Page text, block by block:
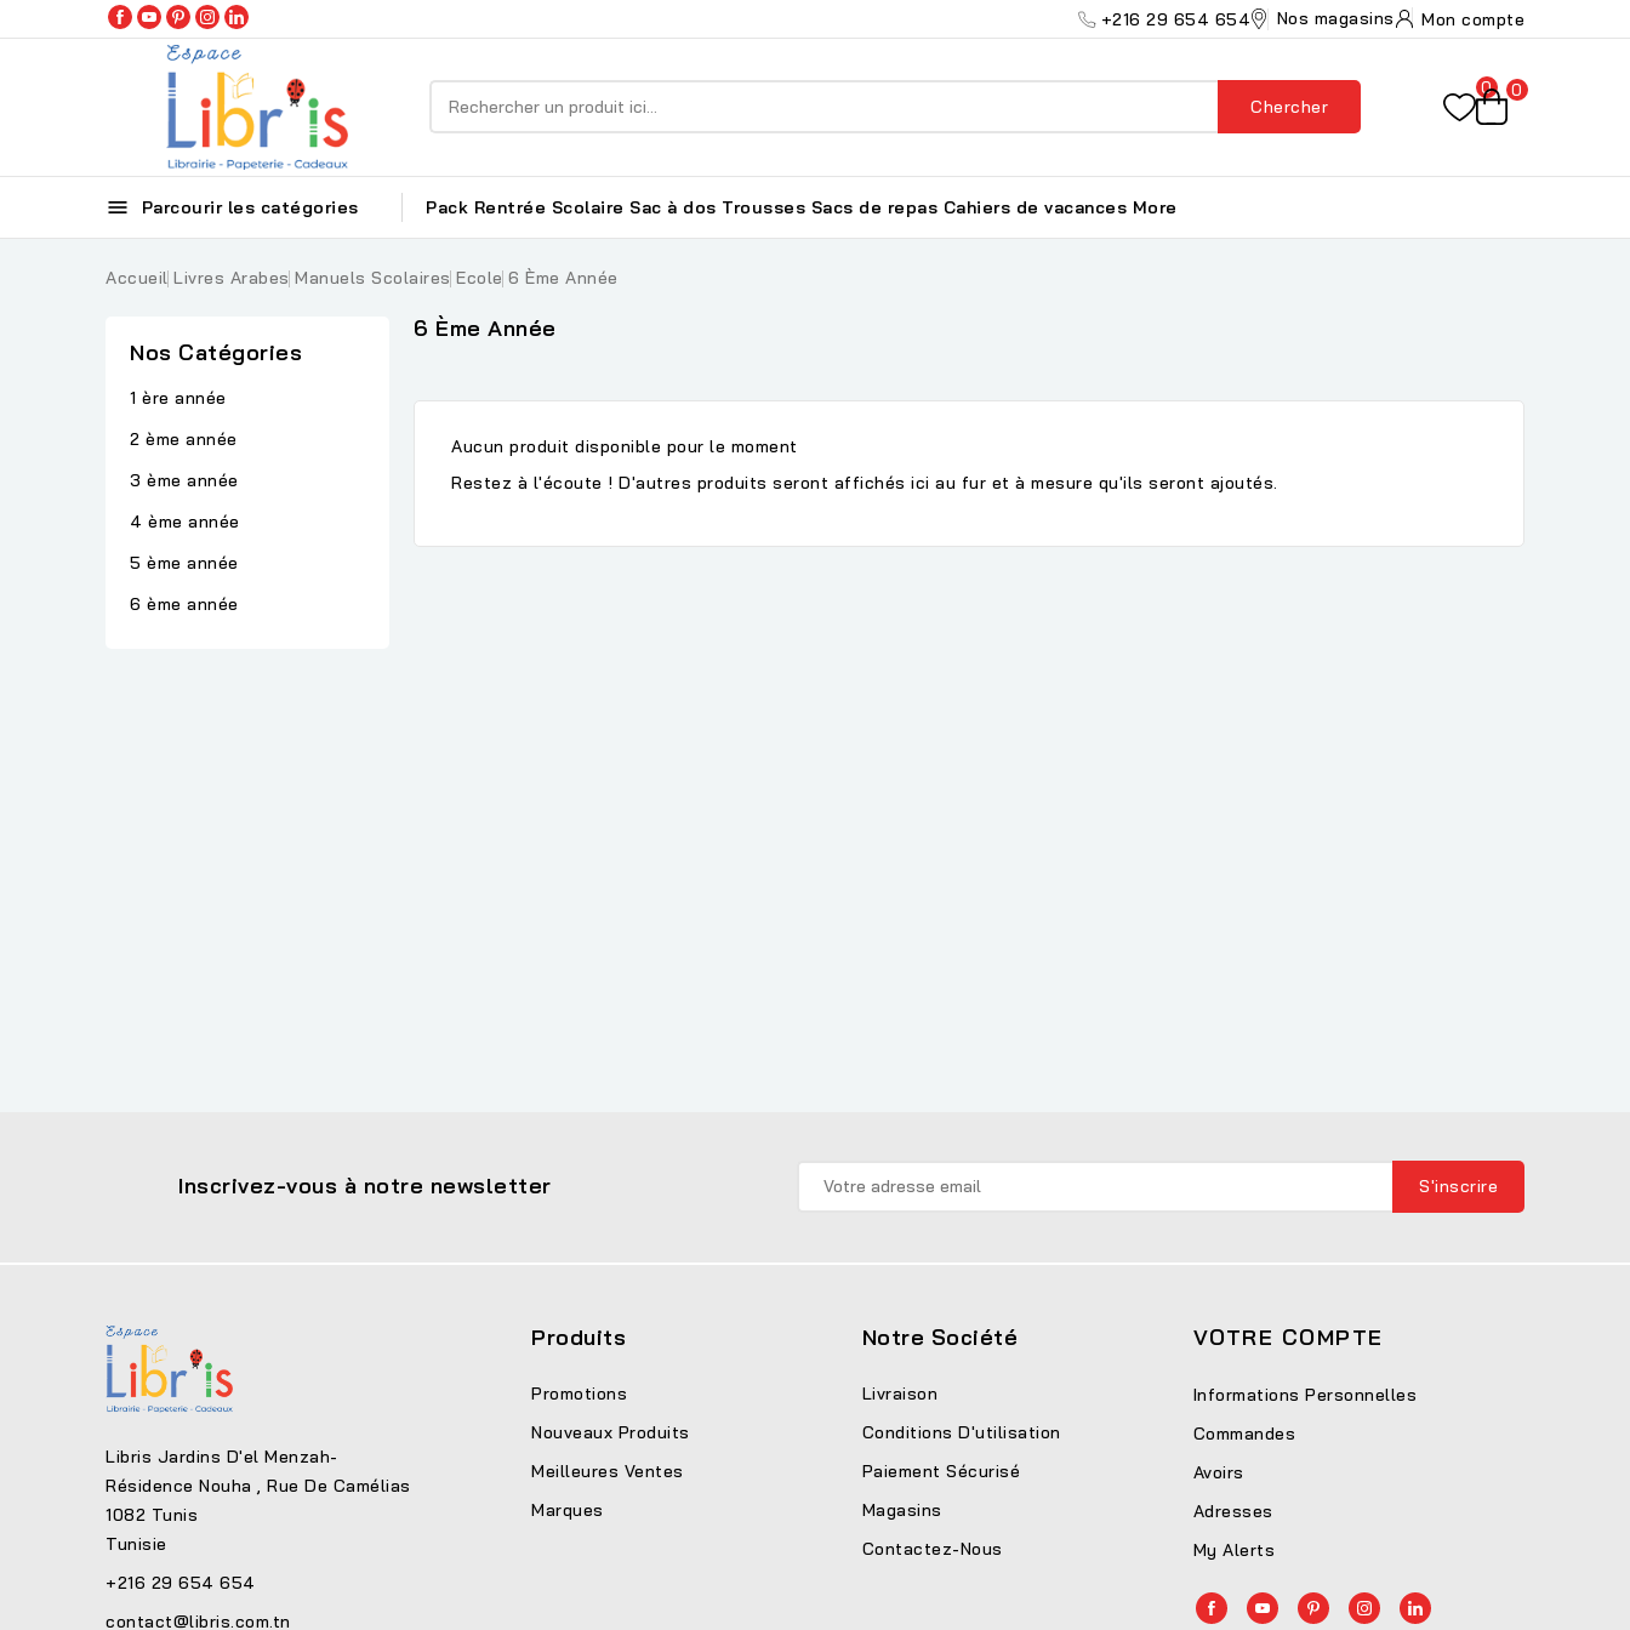
+216 29 654 654 Nos magasins Mon compte
Chercher
0 0
 Parcourir les catégories Pack Rentrée Scolaire Sac à dos Trousses Sacs de repas Cahiers de vacances More
Accueil Livres Arabes Manuels Scolaires Ecole 6 Ème Année
Nos Catégories
1 ère année
2 ème année
3 ème année
4 ème année
5 ème année
6 ème année
6 Ème Année
Aucun produit disponible pour le moment
Restez à l'écoute ! D'autres produits seront affichés ici au fur et à mesure qu'ils seront ajoutés.
Inscrivez-vous à notre newsletter
Libris Jardins D'el Menzah-
Résidence Nouha , Rue De Camélias
1082 Tunis
Tunisie
+216 29 654 654
contact@libris.com.tn
Produits
Promotions
Nouveaux Produits
Meilleures Ventes
Marques
Notre Société
Livraison
Conditions D'utilisation
Paiement Sécurisé
Magasins
Contactez-Nous
VOTRE COMPTE
Informations Personnelles
Commandes
Avoirs
Adresses
My Alerts